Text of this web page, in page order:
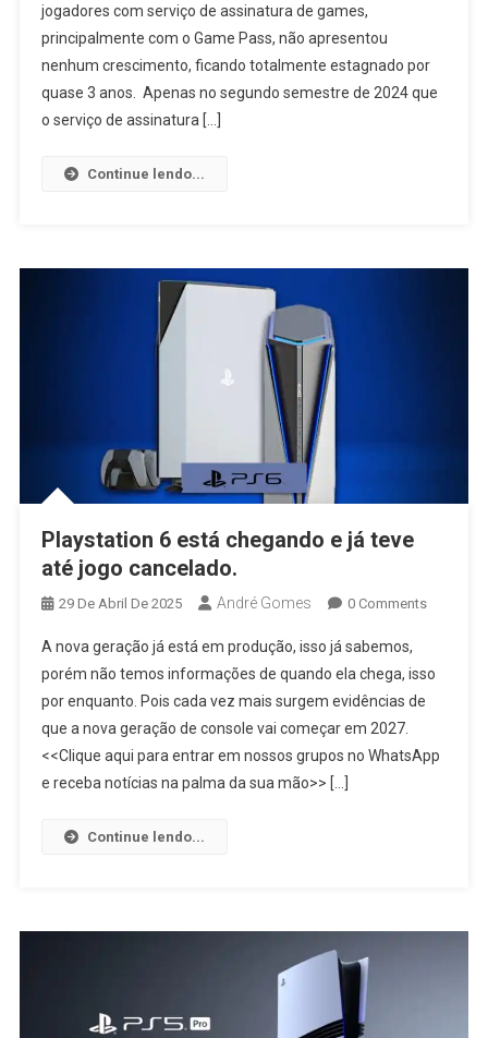
jogadores com serviço de assinatura de games,
principalmente com o Game Pass, não apresentou
nenhum crescimento, ficando totalmente estagnado por
quase 3 anos. Apenas no segundo semestre de 2024 que
o serviço de assinatura […]
Continue lendo...
Playstation 6 está chegando e já teve
até jogo cancelado.
29 De Abril De 2025 André Gomes 0 Comments
A nova geração já está em produção, isso já sabemos,
porém não temos informações de quando ela chega, isso
por enquanto. Pois cada vez mais surgem evidências de
que a nova geração de console vai começar em 2027.
<<Clique aqui para entrar em nossos grupos no WhatsApp
e receba notícias na palma da sua mão>> […]
Continue lendo...